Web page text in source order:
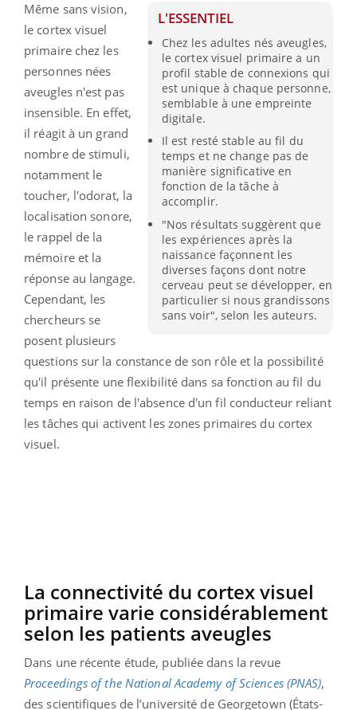
L'ESSENTIEL
Chez les adultes nés aveugles,
le cortex visuel primaire a un
profil stable de connexions qui
est unique à chaque personne,
semblable à une empreinte
digitale.
Il est resté stable au fil du
temps et ne change pas de
manière significative en
fonction de la tâche à
accomplir.
"Nos résultats suggèrent que
les expériences après la
naissance façonnent les
diverses façons dont notre
cerveau peut se développer, en
particulier si nous grandissons
sans voir", selon les auteurs.
Même sans vision,
le cortex visuel
primaire chez les
personnes nées
aveugles n'est pas
insensible. En effet,
il réagit à un grand
nombre de stimuli,
notamment le
toucher, l'odorat, la
localisation sonore,
le rappel de la
mémoire et la
réponse au langage.
Cependant, les
chercheurs se
posent plusieurs
questions sur la constance de son rôle et la possibilité
qu'il présente une flexibilité dans sa fonction au fil du
temps en raison de l'absence d'un fil conducteur reliant
les tâches qui activent les zones primaires du cortex
visuel.
La connectivité du cortex visuel
primaire varie considérablement
selon les patients aveugles
Dans une récente étude, publiée dans la revue
Proceedings of the National Academy of Sciences (PNAS),
des scientifiques de l’université de Georgetown (États-